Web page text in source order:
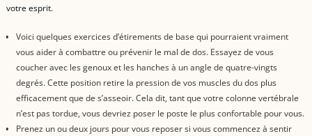
votre esprit.
Voici quelques exercices d’étirements de base qui pourraient vraiment
vous aider à combattre ou prévenir le mal de dos. Essayez de vous
coucher avec les genoux et les hanches à un angle de quatre-vingts
degrés. Cette position retire la pression de vos muscles du dos plus
efficacement que de s’asseoir. Cela dit, tant que votre colonne vertébrale
n’est pas tordue, vous devriez poser le poste le plus confortable pour vous.
Prenez un ou deux jours pour vous reposer si vous commencez à sentir